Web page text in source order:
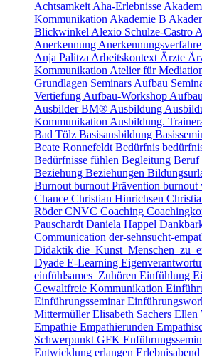
Achtsamkeit Aha-Erlebnisse
Kommunikation Akademie B
Blickwinkel Alexio Schulze-Castro
Anerkennung
Anja Palitza Arbeitskontext Ärzte
Kommunikation Atelier für
Grundlagen Seminars Aufbau
Vertiefung Aufbau-Workshop
Ausbilder BM® Ausbildung
Kommunikation Ausbildung.
Bad Tölz Basisausbildung
Beate Ronnefeldt Bedürfnis
Bedürfnisse fühlen Begleitung Beruf
Beziehung Beziehungen
Burnout burnout Prävention burnout
Chance Christian Hinrichsen
RöderCNVC Coaching
Pauschardt Daniela Happel
Communication der-sehnsucht-
Didaktik
Dyade E-Learning
einfühlsames_Zuhören Einfühlung
Gewaltfreie Kommunikation
Einführungsseminar
MittermüllerElisabeth Sachers Ellen
Empathie Empathierunden
Schwerpunkt GFK
Entwicklung erlangen Erlebnisabend